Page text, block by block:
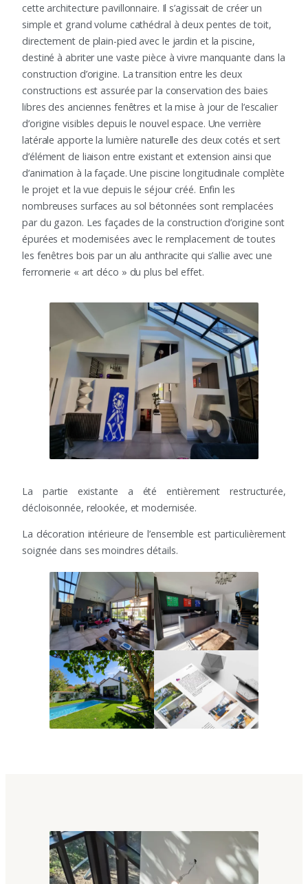
cette architecture pavillonnaire. Il s’agissait de créer un
simple et grand volume cathédral à deux pentes de toit,
directement de plain-pied avec le jardin et la piscine,
destiné à abriter une vaste pièce à vivre manquante dans la
construction d’origine. La transition entre les deux
constructions est assurée par la conservation des baies
libres des anciennes fenêtres et la mise à jour de l’escalier
d’origine visibles depuis le nouvel espace. Une verrière
latérale apporte la lumière naturelle des deux cotés et sert
d’élément de liaison entre existant et extension ainsi que
d’animation à la façade. Une piscine longitudinale complète
le projet et la vue depuis le séjour créé. Enfin les
nombreuses surfaces au sol bétonnées sont remplacées
par du gazon. Les façades de la construction d’origine sont
épurées et modernisées avec le remplacement de toutes
les fenêtres bois par un alu anthracite qui s’allie avec une
ferronnerie « art déco » du plus bel effet.
La partie existante a été entièrement restructurée,
décloisonnée, relookée, et modernisée.
La décoration intérieure de l’ensemble est particulièrement
soignée dans ses moindres détails.